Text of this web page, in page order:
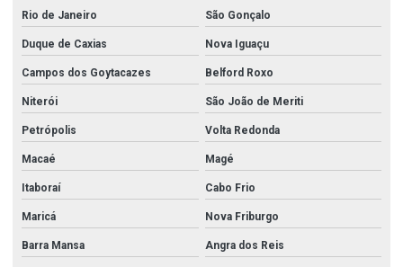
Rio de Janeiro São Gonçalo
Duque de Caxias Nova Iguaçu
Campos dos Goytacazes Belford Roxo
Niterói São João de Meriti
Petrópolis Volta Redonda
Macaé Magé
Itaboraí Cabo Frio
Maricá Nova Friburgo
Barra Mansa Angra dos Reis